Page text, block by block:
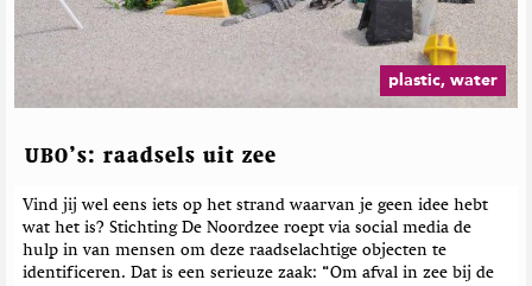
plastic, water
UBO’s: raadsels uit zee
Vind jij wel eens iets op het strand waarvan je geen idee hebt
wat het is? Stichting De Noordzee roept via social media de
hulp in van mensen om deze raadselachtige objecten te
identificeren. Dat is een serieuze zaak: “Om afval in zee bij de